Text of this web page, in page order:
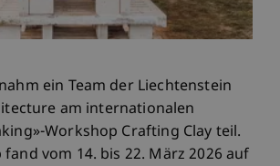
ein Team der Liechtenstein
am internationalen
Workshop Crafting Clay teil.
vom 14. bis 22. März 2026 auf